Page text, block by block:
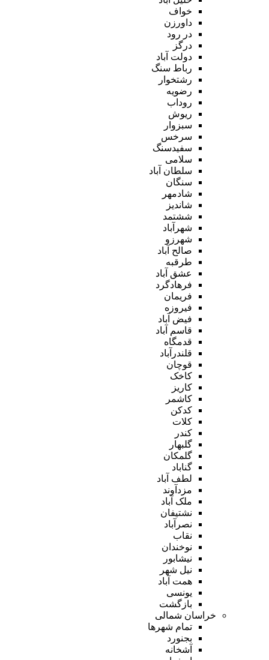
خواف
داورزن
در رود
درگز
دولت آباد
رباط سنگ
رشتخوار
رضویه
روداب
ریوش
سبزوار
سرخس
سفیدسنگ
سلامی
سلطان آباد
سنگان
شادمهر
شاندیز
ششتمد
شهرآباد
شهرزو
صالح آباد
طرقبه
عشق آباد
فرهادگرد
فریمان
فیروزه
فیض آباد
قاسم آباد
قدمگاه
قلندرآباد
قوچان
کاخک
کاریز
کاشمر
کدکن
کلات
کندر
گلبهار
گلمکان
گناباد
لطف آباد
مزدآوند
ملک آباد
نشتیفان
نصرآباد
نقاب
نوخندان
نیشابور
نیل شهر
همت آباد
یونسی
بازگشت
خراسان شمالی
تمام شهر‌ها
بجنورد
آشخانه